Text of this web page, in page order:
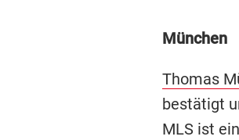
München
Thomas
bestätigt
MLS ist